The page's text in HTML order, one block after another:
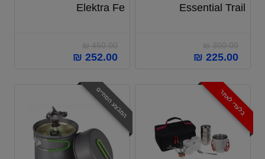
Essential Trail
₪300.00
₪ 225.00
Elektra Fe
₪450.00
₪ 252.00
בלעדי לאתר המבצע הסתיים